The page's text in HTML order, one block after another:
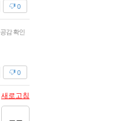
0
공감 확인
0
새로고침